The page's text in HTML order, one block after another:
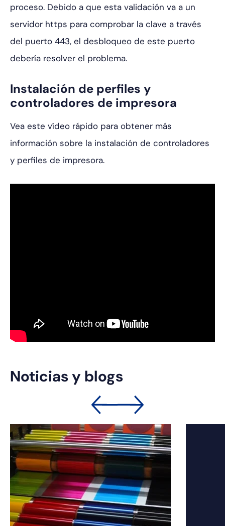
proceso. Debido a que esta validación va a un
servidor https para comprobar la clave a través
del puerto 443, el desbloqueo de este puerto
debería resolver el problema.
Instalación de perfiles y
controladores de impresora
Vea este vídeo rápido para obtener más
información sobre la instalación de controladores
y perfiles de impresora.
Noticias y blogs